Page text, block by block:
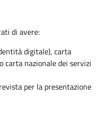
di avere:
digitale), carta
carta nazionale dei servizi
per la presentazione